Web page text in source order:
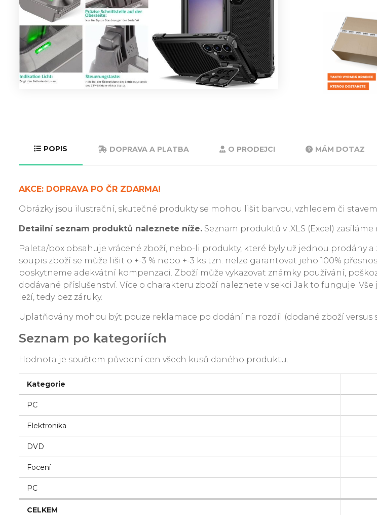
POPIS DOPRAVA A PLATBA O PRODEJCI MÁM DOTAZ
AKCE: DOPRAVA PO ČR ZDARMA!
Obrázky jsou ilustrační, skutečné produkty se mohou lišit barvou, vzhledem či
Detailní seznam produktů naleznete níže. Seznam produktů v .XLS (Excel) zasíláme
Paleta/box obsahuje vrácené zboží, nebo-li produkty, které byly už jednou prodány
soupis zboží se může lišit o +-3 % nebo +-3 ks tzn. nelze garantovat jeho 100%
poskytneme adekvátní kompenzaci. Zboží může vykazovat známky používání,
dodávané příslušenství. Více o charakteru zboží naleznete v sekci Jak to funguje.
leží, tedy bez záruky.
Uplatňovány mohou být pouze reklamace po dodání na rozdíl (dodané zboží versus
Seznam po kategoriích
Hodnota je součtem původní cen všech kusů daného produktu.
Kategorie
PC
Elektronika
DVD
Focení
PC
CELKEM